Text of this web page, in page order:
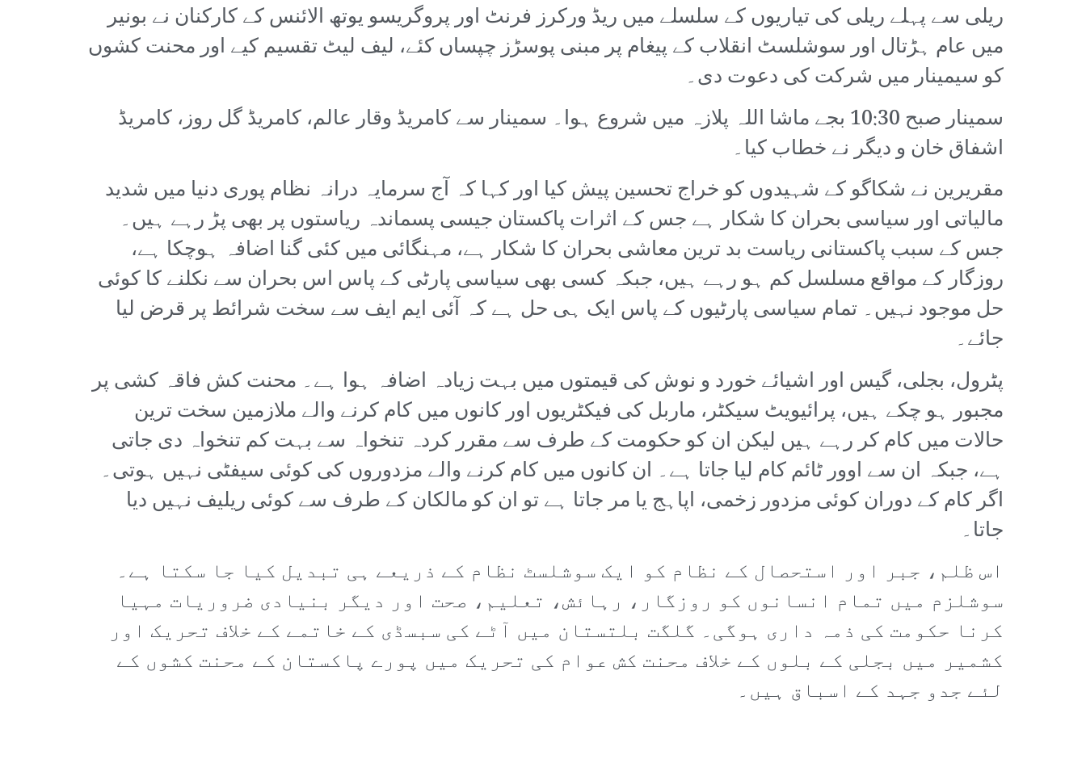
ریلی سے پہلے ریلی کی تیاریوں کے سلسلے میں ریڈ ورکرز فرنٹ اور پروگریسو یوتھ الائنس کے کارکنان نے بونیر
میں عام ہڑتال اور سوشلسٹ انقلاب کے پیغام پر مبنی پوسڑز چپساں کئے، لیف لیٹ تقسیم کیے اور محنت کشوں
کو سیمینار میں شرکت کی دعوت دی۔
سمینار صبح 10:30 بجے ماشا اللہ پلازہ میں شروع ہوا۔ سمینار سے کامریڈ وقار عالم، کامریڈ گل روز، کامریڈ
اشفاق خان و دیگر نے خطاب کیا۔
مقریرین نے شکاگو کے شہیدوں کو خراج تحسین پیش کیا اور کہا کہ آج سرمایہ درانہ نظام پوری دنیا میں شدید
مالیاتی اور سیاسی بحران کا شکار ہے جس کے اثرات پاکستان جیسی پسماندہ ریاستوں پر بھی پڑ رہے ہیں۔
جس کے سبب پاکستانی ریاست بد ترین معاشی بحران کا شکار ہے، مہنگائی میں کئی گنا اضافہ ہوچکا ہے،
روزگار کے مواقع مسلسل کم ہو رہے ہیں، جبکہ کسی بھی سیاسی پارٹی کے پاس اس بحران سے نکلنے کا کوئی
حل موجود نہیں۔ تمام سیاسی پارٹیوں کے پاس ایک ہی حل ہے کہ آئی ایم ایف سے سخت شرائط پر قرض لیا
جائے۔
پٹرول، بجلی، گیس اور اشیائے خورد و نوش کی قیمتوں میں بہت زیادہ اضافہ ہوا ہے۔ محنت کش فاقہ کشی پر
مجبور ہو چکے ہیں، پرائیویٹ سیکٹر، ماربل کی فیکٹریوں اور کانوں میں کام کرنے والے ملازمین سخت ترین
حالات میں کام کر رہے ہیں لیکن ان کو حکومت کے طرف سے مقرر کردہ تنخواہ سے بہت کم تنخواہ دی جاتی
ہے، جبکہ ان سے اوور ٹائم کام لیا جاتا ہے۔ ان کانوں میں کام کرنے والے مزدوروں کی کوئی سیفٹی نہیں ہوتی۔
اگر کام کے دوران کوئی مزدور زخمی، اپاہج یا مر جاتا ہے تو ان کو مالکان کے طرف سے کوئی ریلیف نہیں دیا
جاتا۔
اس ظلم، جبر اور استحصال کے نظام کو ایک سوشلسٹ نظام کے ذریعے ہی تبدیل کیا جا سکتا ہے۔
سوشلزم میں تمام انسانوں کو روزگار، رہائش، تعلیم، صحت اور دیگر بنیادی ضروریات مہیا
کرنا حکومت کی ذمہ داری ہوگی۔ گلگت بلتستان میں آٹے کی سبسڈی کے خاتمے کے خلاف تحریک اور
کشمیر میں بجلی کے بلوں کے خلاف محنت کش عوام کی تحریک میں پورے پاکستان کے محنت کشوں کے
لئے جدو جہد کے اسباق ہیں۔